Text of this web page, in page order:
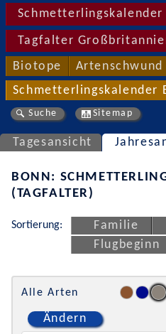
Schmetterlingskalender
Tagfalter
Biotope Artenschwund
Schmetterlingskalender
Suche Sitemap
Tagesansicht
BONN:
(TAGFALTER)
Sortierung: Familie
Flugbeginn
Alle Arten
Ändern